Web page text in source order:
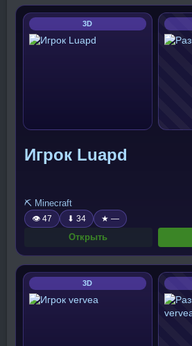
3D
Игрок Luapd
⛏️ Minecraft
👁 47 ⬇ 34 ★ —
Открыть
3D